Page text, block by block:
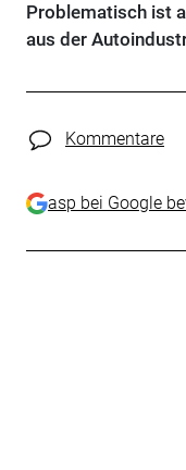
Problematisch ist
aus der
Kommentare
asp bei Google